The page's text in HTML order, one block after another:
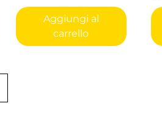
Aggiungi al
carrello